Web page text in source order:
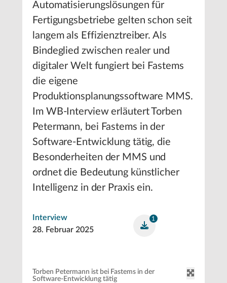
Automatisierungslösungen für
Fertigungsbetriebe gelten schon seit
langem als Effizienztreiber. Als
Bindeglied zwischen realer und
digitaler Welt fungiert bei Fastems
die eigene
Produktionsplanungssoftware MMS.
Im WB-Interview erläutert Torben
Petermann, bei Fastems in der
Software-Entwicklung tätig, die
Besonderheiten der MMS und
ordnet die Bedeutung künstlicher
Intelligenz in der Praxis ein.
Interview
28. Februar 2025
1
Torben Petermann ist bei Fastems in der
Software-Entwicklung tätig